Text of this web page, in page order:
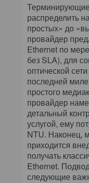
распределить
простых» до
провайдер
Ethernet по
без SLA), для
оптической
последней
простого
провайдер
детальный
услугой, ему
NTU. Наконец,
приходится
получать
Ethernet.
следующие